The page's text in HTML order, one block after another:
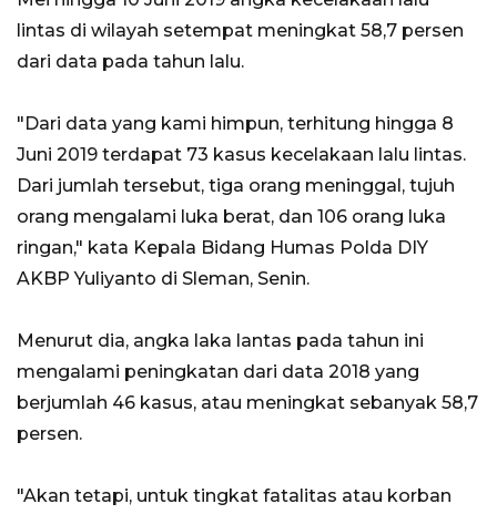
lintas di wilayah setempat meningkat 58,7 persen
dari data pada tahun lalu.
"Dari data yang kami himpun, terhitung hingga 8
Juni 2019 terdapat 73 kasus kecelakaan lalu lintas.
Dari jumlah tersebut, tiga orang meninggal, tujuh
orang mengalami luka berat, dan 106 orang luka
ringan," kata Kepala Bidang Humas Polda DIY
AKBP Yuliyanto di Sleman, Senin.
Menurut dia, angka laka lantas pada tahun ini
mengalami peningkatan dari data 2018 yang
berjumlah 46 kasus, atau meningkat sebanyak 58,7
persen.
"Akan tetapi, untuk tingkat fatalitas atau korban